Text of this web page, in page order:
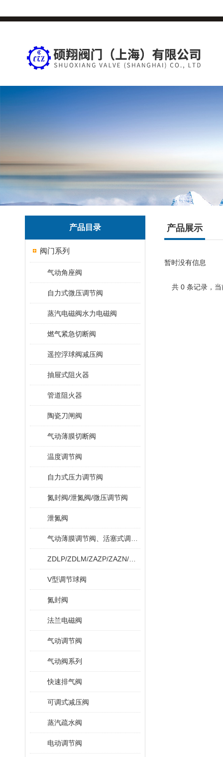
产品目录
阀门系列
气动角座阀
自力式微压调节阀
蒸汽电磁阀水力电磁阀
燃气紧急切断阀
遥控浮球阀减压阀
抽屉式阻火器
管道阻火器
陶瓷刀闸阀
气动薄膜切断阀
温度调节阀
自力式压力调节阀
氮封阀/泄氮阀/微压调节阀
泄氮阀
V型调节球阀
氮封阀
法兰电磁阀
气动调节阀
气动阀系列
快速排气阀
可调式减压阀
蒸汽疏水阀
电动调节阀
产品展示
暂时没有信息
共 0 条记录，